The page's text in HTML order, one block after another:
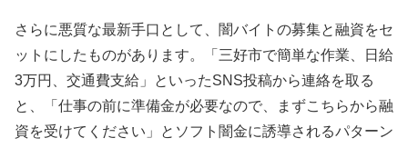
さらに悪質な最新手口として、闇バイトの募集と融資をセ
ットにしたものがあります。「三好市で簡単な作業、日給
3万円、交通費支給」といったSNS投稿から連絡を取る
と、「仕事の前に準備金が必要なので、まずこちらから融
資を受けてください」とソフト闇金に誘導されるパターン